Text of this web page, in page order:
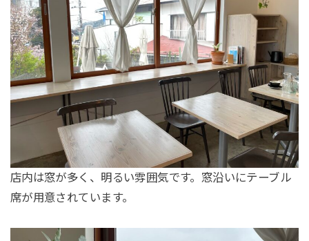
店内は窓が多く、明るい雰囲気です。窓沿いにテーブル
席が用意されています。